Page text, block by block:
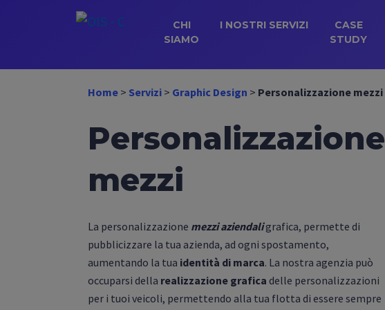
CHI
SIAMO
I NOSTRI SERVIZI
CASE
STUDY
Home > Servizi > Graphic Design > Personalizzazione mezzi
Personalizzazione
mezzi
La personalizzazione mezzi aziendaligrafica, permette di
pubblicizzare la tua azienda, ad ogni spostamento,
aumentando la tua identità di marca. La nostra agenzia può
occuparsi della realizzazione grafica delle personalizzazioni
per i tuoi veicoli, permettendo alla tua flotta di essere sempre